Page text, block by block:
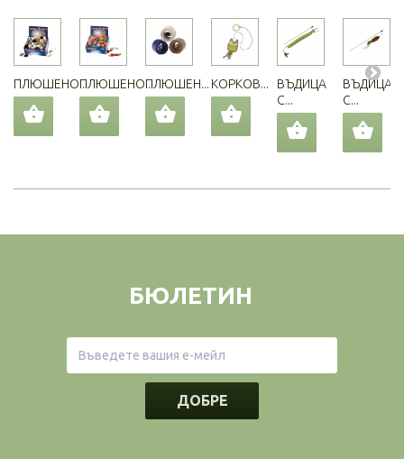
ПЛЮШЕНО...ПЛЮШЕНО...ПЛЮШЕН... КОРКОВ...
ВЪДИЦА
С...
ВЪДИЦА
С...
БЮЛЕТИН
ДОБРЕ